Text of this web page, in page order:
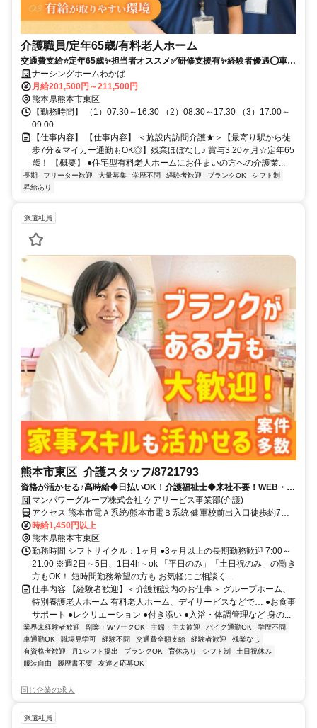
介護職員/定年65歳/有料老人ホーム
交通費支給⭐️定年65歳✨担当者オススメ✅️研修支援有✨経験者優遇⭕️車通
勤ＯＫ✨週休2日❗️駅チカ
ナーシングホームわかば
月給201,500円～211,500円
熊本県熊本市東区
【勤務時間】 （1）07:30～16:30 （2）08:30～17:30 （3）17:00～
09:00
【仕事内容】 【仕事内容】 ＜施設内訪問介護★＞【最寄り駅から徒
歩7分＆マイカー通勤もOK◎】残業ほぼなし♪ 賞与3.20ヶ月☆定年65
歳！ 【概要】 ●住宅型有料老人ホームにお住まいの方への介護業...
長期 フリーター歓迎 大量募集 学歴不問 経験者歓迎 ブランクOK
シフト制
昇給あり
派遣社員
熊本市東区_介護スタッフ/8721793
資格が活かせる♪高時給◆日払いOK！介護福祉士◆来社不要！WEB・電
話登録ＯＫ◎
マンパワーグループ株式会社 ケアサービス事業部(介護)
アクセス 熊本市電Ａ系統/熊本市電Ｂ系統 健軍校前出入口徒歩約7
分、熊本市電Ａ系統/熊本市電Ｂ系統 神水交差点徒歩約8分、熊本市電
Ａ系統/熊本市電Ｂ系統 動植物園入口徒歩約11分 車・バイク通勤
OK（派遣先による）
時給1,450円以上
熊本県熊本市東区
勤務時間 シフトサイクル：1ヶ月 ●3ヶ月以上の長期勤務歓迎 7:00～
21:00 ※週2日～5日、1日4h～ok 「平日のみ」「土日祝のみ」の働き
方もOK！ 短時間勤務希望の方も お気軽にご相談く...
仕事内容 【経験者歓迎】＜介護施設内のお仕事＞ グループホーム、
特別養護老人ホーム 有料老人ホーム、デイサービスなどで… ●お食事
サポート ●レクリエーション ●付き添い ●入浴・体調管理など 身の...
業界未経験者歓迎 副業・WワークOK 主婦・主夫歓迎 バイク通勤OK
学歴不問
車通勤OK
職場見学可 経験不問 交通費全額支給 経験者歓迎
残業なし
有資格者歓迎
月1シフト提出 ブランクOK 育休あり シフト制
土日祝休み
服装自由
履歴書不要 友達と応募OK
同じ企業の求人
派遣社員